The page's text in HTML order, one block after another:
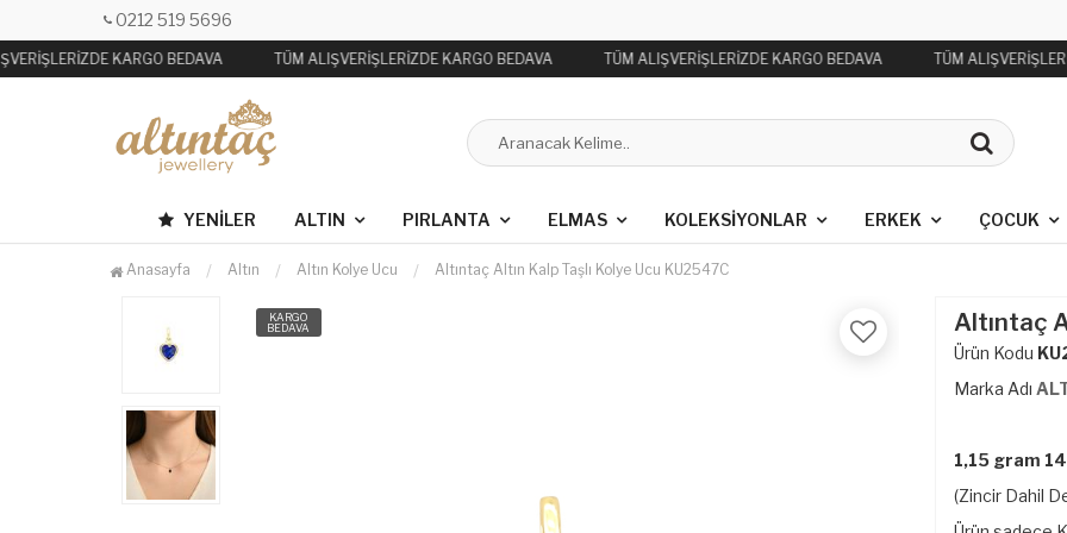
0212 519 5696
KARGO BEDAVA TÜM ALIŞVERİŞLERİZDE KARGO BEDAVA TÜM ALIŞVERİŞLERİZDE KARGO BEDAVA TÜM
YENILER ALTIN PIRLANTA ELMAS KOLEKSIYONLAR ERKEK ÇOCUK
Anasayfa Altın Altın Kolye Ucu Altıntaç Altın Kalp Taşlı Kolye Ucu KU2547C
KARGO
BEDAVA
Altıntaç
Ürün Kodu
Marka Adı
1,15 gram
(Zincir Dahil